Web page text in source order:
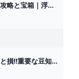
シナカワカの祠攻略と宝箱｜浮き上がるもの
【ティアキン】６つ知らないと損!!重要な豆知識まとめ前編!!【ティアーズオブザキングダム】 - YouTube